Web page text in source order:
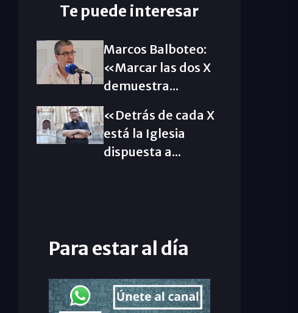
Te puede interesar
Marcos Balboteo:
«Marcar las dos X
demuestra...
«Detrás de cada X
está la Iglesia
dispuesta a...
Para estar al día